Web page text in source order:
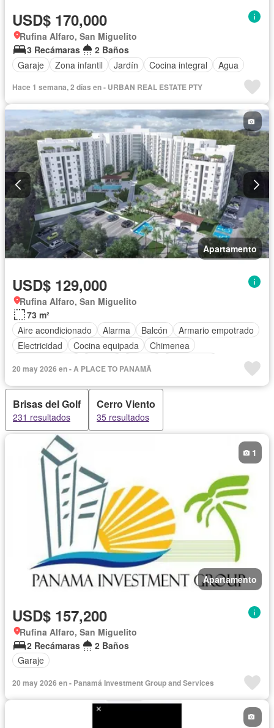
USD$ 170,000
Rufina Alfaro, San Miguelito
3 Recámaras
2 Baños
Garaje
Zona infantil Jardín Cocina integral Agua
Hace 1 semana, 2 días en - URBAN REAL ESTATE PTY
Apartamento
USD$ 129,000
Rufina Alfaro, San Miguelito
73 m²
Aire acondicionado
Alarma Balcón
Armario empotrado
Electricidad
Cocina equipada
Chimenea
Vista panorámica
Sauna Cuarto de servicio
20 may 2026 en - A PLACE TO PANAMÃ
Brisas del Golf
231 resultados
Cerro Viento
35 resultados
Apartamento
1
USD$ 157,200
Rufina Alfaro, San Miguelito
2 Recámaras
2 Baños
Garaje
20 may 2026 en - Panamá Investment Group and Services